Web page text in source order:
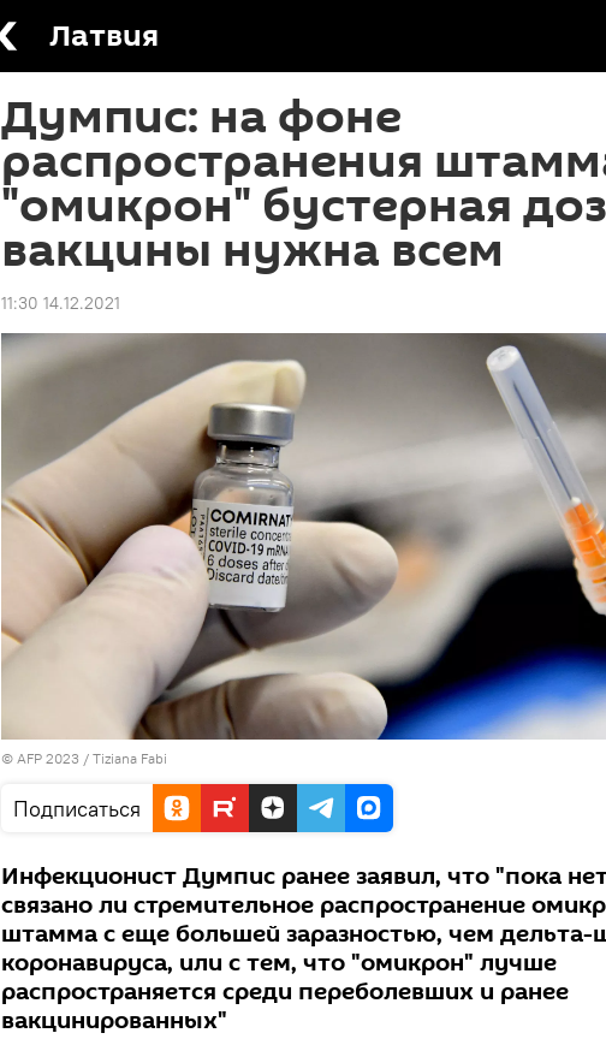
Латвия
Думпис: на фоне
распространения
"омикрон" бустерная
вакцины нужна всем
11:30 14.12.2021
© AFP 2023 / Tiziana Fabi
Подписаться
Инфекционист Думпис ранее заявил, что "пока
связано ли стремительное распространение
штамма с еще большей заразностью, чем
коронавируса, или с тем, что "омикрон" лучше
распространяется среди переболевших и ранее
вакцинированных"